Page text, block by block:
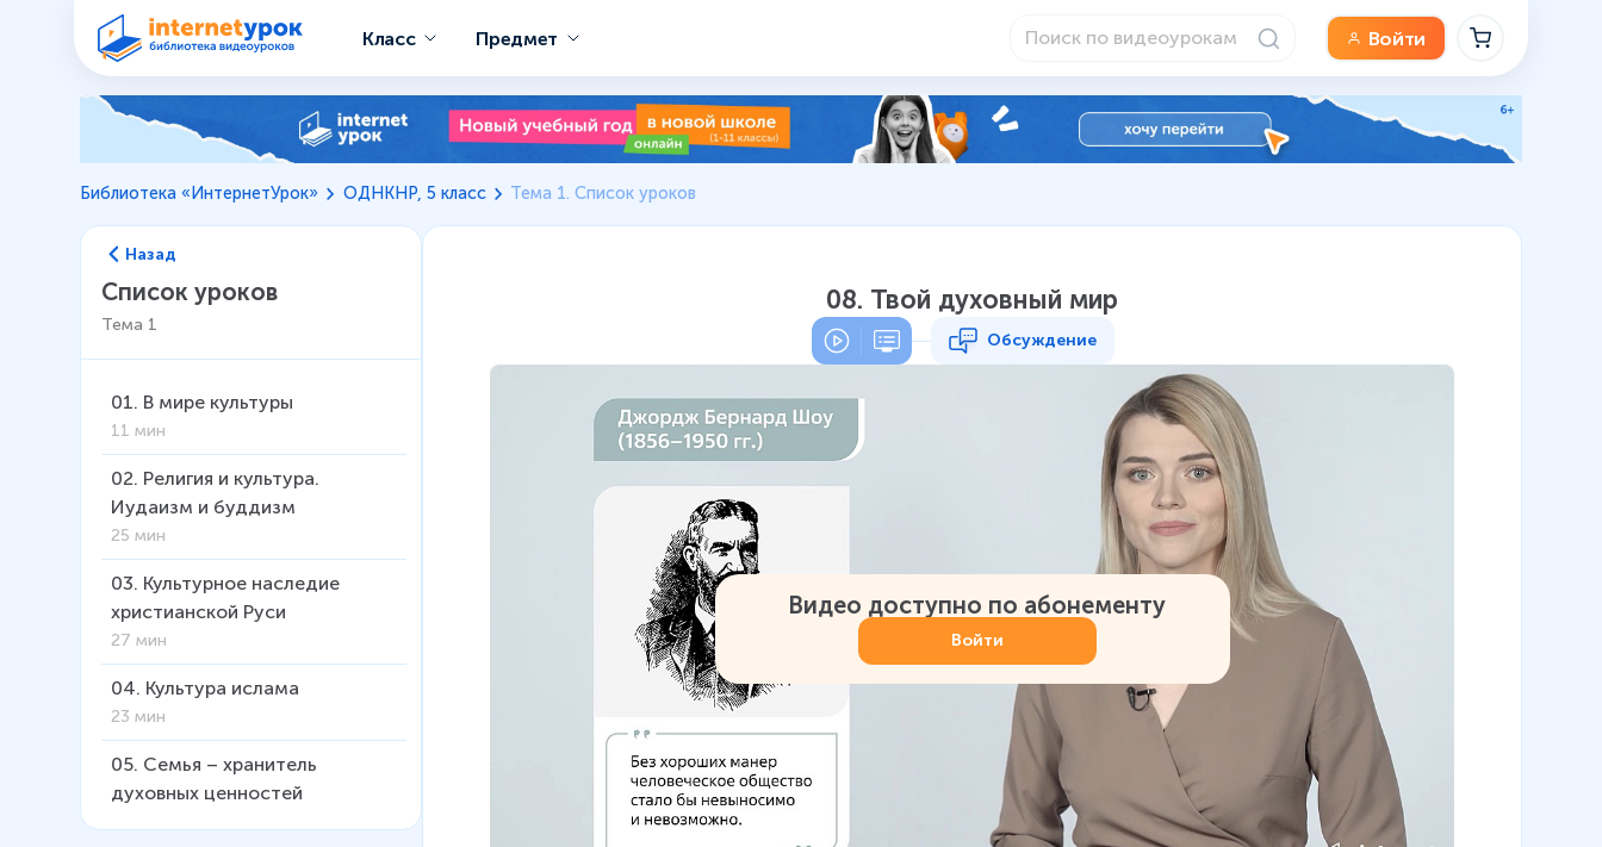
Класс Предмет Войти
Библиотека «ИнтернетУрок» ОДНКНР, 5 класс Тема 1. Список уроков
Назад
Список уроков
Тема 1
01. В мире культуры
11 мин
02. Религия и культура.
Иудаизм и буддизм
25 мин
03. Культурное наследие
христианской Руси
27 мин
04. Культура ислама
23 мин
05. Семья – хранитель
духовных ценностей
08. Твой духовный мир
Обсуждение
Видео доступно по абонементу
Войти